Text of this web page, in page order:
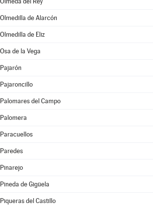
Olmedilla de Alarcón
Olmedilla de Eliz
Osa de la Vega
Pajarón
Pajaroncillo
Palomares del Campo
Palomera
Paracuellos
Paredes
Pinarejo
Pineda de Gigüela
Piqueras del Castillo